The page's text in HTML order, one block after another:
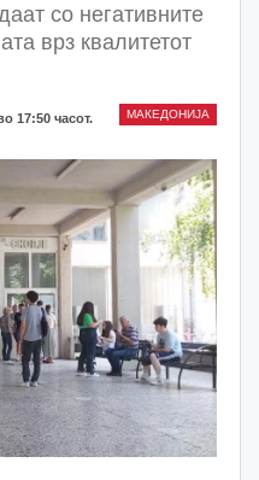
со негативните
врз квалитетот
МАКЕДОНИЈА
17:50 часот.